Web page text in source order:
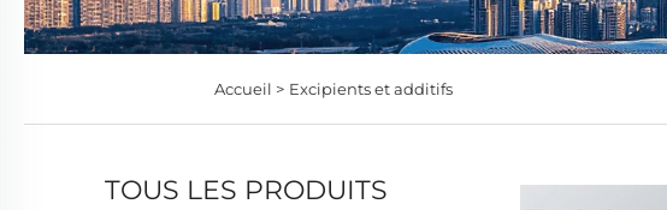
Accueil > Excipients et additifs
TOUS LES PRODUITS